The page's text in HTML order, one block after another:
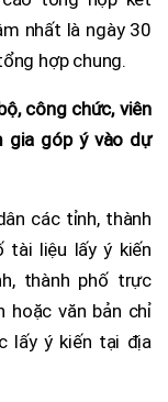
nhất là ngày 30
hợp chung.
công chức, viên
gia góp ý vào dự
các tỉnh, thành
tài liệu lấy ý kiến
thành phố trực
hoặc văn bản chỉ
lấy ý kiến tại địa